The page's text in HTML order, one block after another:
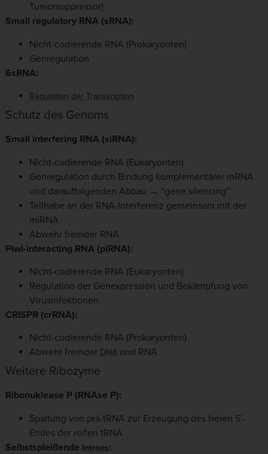
Tumorsuppressor)
Small regulatory RNA (sRNA):
Nicht-codierende RNA (Prokaryonten)
Genregulation
6sRNA:
Regulation der Transkription
Schutz des Genoms
Small interfering RNA (siRNA):
Nicht-codierende RNA (Eukaryonten)
Genregulation durch Bindung komplementärer mRNA
und darauffolgenden Abbau → “gene silencing”
Teilhabe an der RNA-Interferenz gemeinsam mit der
miRNA
Abwehr fremder RNA
Piwi-interacting RNA (piRNA):
Nicht-codierende RNA (Eukaryonten)
Regulation der Genexpression und Bekämpfung von
Virusinfektionen
CRISPR (crRNA):
Nicht-codierende RNA (Prokaryonten)
Abwehr fremder DNA und RNA
Weitere Ribozyme
Ribonuklease P (RNAse P):
Spaltung von prä-tRNA zur Erzeugung des freien 5′-
Endes der reifen tRNA
Selbstspleißende Introns: